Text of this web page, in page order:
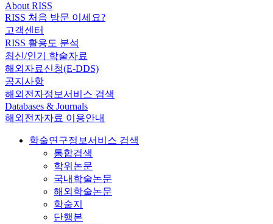
About RISS
RISS 처음 방문 이세요?
고객센터
RISS 활용도 분석
최신/인기 학술자료
해외자료신청(E-DDS)
공지사항
해외전자정보서비스 검색
Databases & Journals
해외전자자료 이용안내
학술연구정보서비스 검색
통합검색
학위논문
국내학술논문
해외학술논문
학술지
단행본